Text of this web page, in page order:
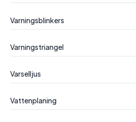
Varningsblinkers
Varningstriangel
Varselljus
Vattenplaning